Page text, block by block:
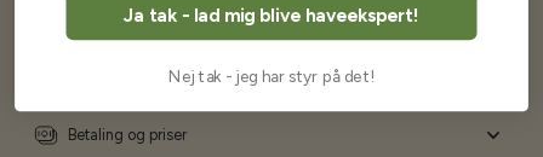
Levering og forsendelse
Frøkvalitet og garanti
Betaling og priser
Ja tak - lad mig blive haveekspert!
Nej tak - jeg har styr på det!